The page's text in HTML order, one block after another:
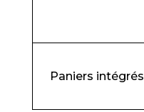
Paniers intégrés